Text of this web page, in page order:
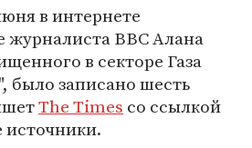
в интернете
журналиста ВВС Алана
в секторе Газа
было записано шесть
The Times со ссылкой
источники.